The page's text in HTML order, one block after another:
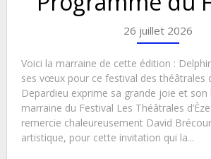
26 juillet 2026
Voici la marraine de cette édition :
ses vœux pour ce festival des théâtrales
Depardieu exprime sa grande joie et son
marraine du Festival Les Théâtrales
remercie chaleureusement David
artistique, pour cette invitation qui la...